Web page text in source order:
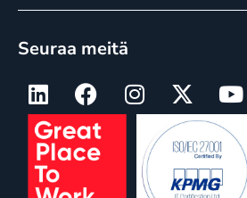
Seuraa meitä